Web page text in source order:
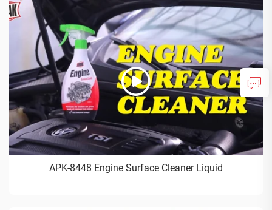
APK-8448 Engine Surface Cleaner Liquid